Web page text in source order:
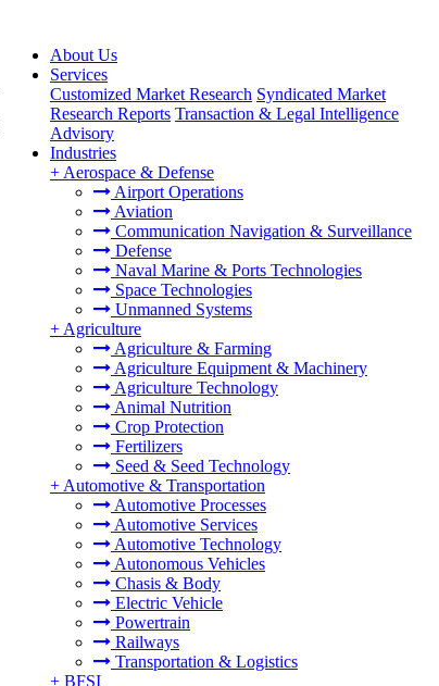
About Us
Services
Customized Market Research Syndicated Market
Research Reports Transaction & Legal Intelligence
Advisory
Industries
+ Aerospace & Defense
Airport Operations
Aviation
Communication Navigation & Surveillance
Defense
Naval Marine & Ports Technologies
Space Technologies
Unmanned Systems
+ Agriculture
Agriculture & Farming
Agriculture Equipment & Machinery
Agriculture Technology
Animal Nutrition
Crop Protection
Fertilizers
Seed & Seed Technology
+ Automotive & Transportation
Automotive Processes
Automotive Services
Automotive Technology
Autonomous Vehicles
Chasis & Body
Electric Vehicle
Powertrain
Railways
Transportation & Logistics
+ BFSI